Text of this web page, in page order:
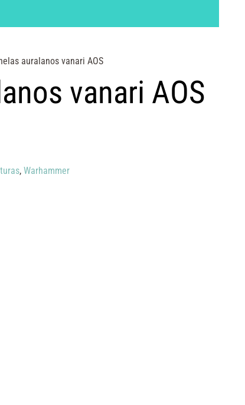
auralanos vanari AOS
vanari AOS
, Warhammer